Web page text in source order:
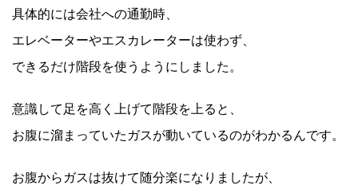
具体的には会社への通勤時、
エレベーターやエスカレーターは使わず、
できるだけ階段を使うようにしました。
意識して足を高く上げて階段を上ると、
お腹に溜まっていたガスが動いているのがわかるんです。
お腹からガスは抜けて随分楽になりましたが、